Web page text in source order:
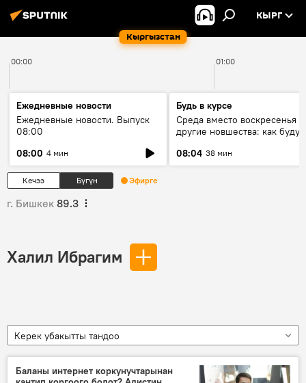
Кыргызстан
КЫРГ
00:00 01:00
Ежедневные новости
Ежедневные новости. Выпуск
08:00
08:00 4 мин
Будь в курсе
Среда вместо воскресенья и
другие новшества: как будут
08:04 38 мин
Кечээ Бүгүн Эфирге
г. Бишкек 89.3
Халил Ибрагим
Керек убакытты тандоо
Баланы интернет коркунучтарынан